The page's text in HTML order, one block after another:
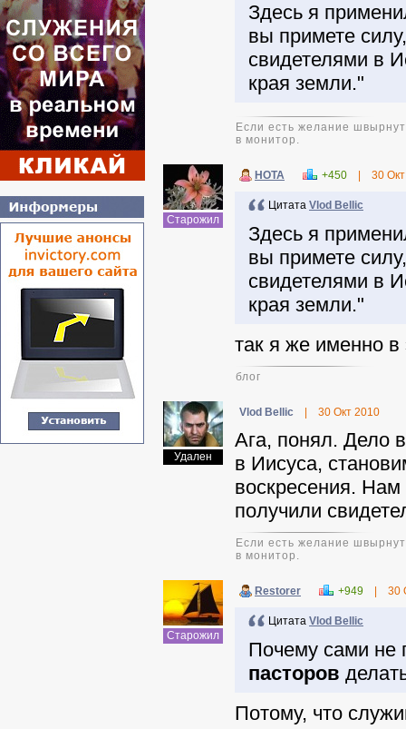
Здесь я
вы примете
свидетелями в
края земли."
Если есть желание
в монитор.
Старожил
НОТА +450 30
Цитата Vlod Bellic
Здесь я
вы примете
свидетелями в
края земли."
так я же именно в
блог
Удален
Vlod Bellic 30 Окт 2010
Ага, понял. Дело
в Иисуса,
воскресения.
получили
Если есть желание
в монитор.
Старожил
Restorer +949 30
Цитата Vlod Bellic
Почему сами не
пасторов
Потому, что